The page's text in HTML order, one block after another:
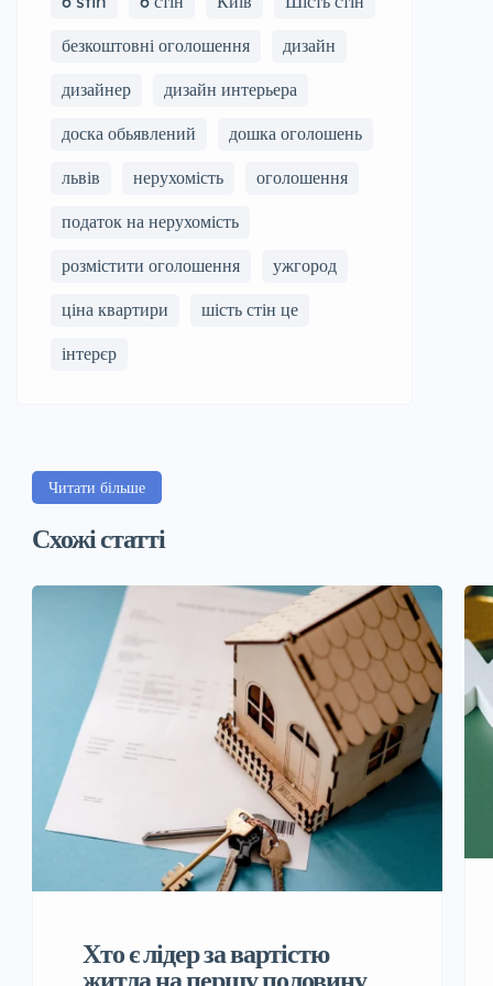
безкоштовні оголошення
дизайн
дизайнер
дизайн интерьера
доска обьявлений
дошка оголошень
львів
нерухомість
оголошення
податок на нерухомість
розмістити оголошення
ужгород
ціна квартири
шість стін це
інтерєр
Читати більше
Схожі статті
Хто є лідер за вартістю